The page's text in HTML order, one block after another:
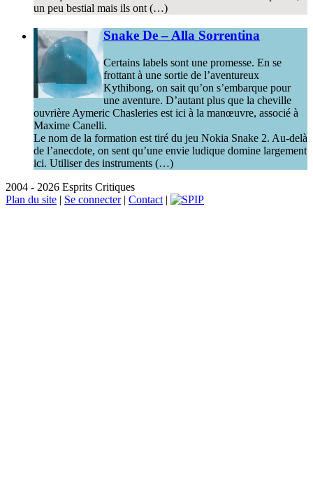
un peu bestial mais ils ont (…)
Snake De – Alla Sorrentina
Certains labels sont une promesse. En se
frottant à une sortie de l’aventureux
Kythibong, on sait qu’on s’embarque pour
une aventure. D’autant plus que la cheville
ouvrière Aymeric Chasleries est ici à la manœuvre, associé à
Maxime Canelli.
Le nom de la formation est tiré du jeu Nokia Snake 2. Au-delà
de l’anecdote, on sent qu’une envie ludique domine largement
ici. Utiliser des instruments (…)
2004 - 2026 Esprits Critiques
Plan du site | Se connecter| Contact |